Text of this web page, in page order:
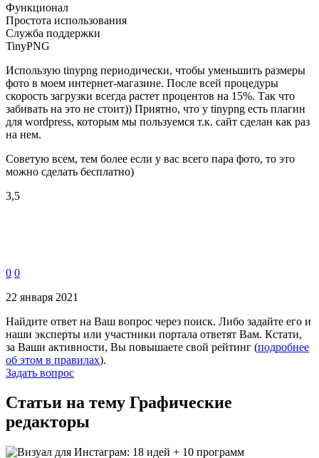
Функционал
Простота использования
Служба поддержки
TinyPNG
Использую tinypng периодически, чтобы уменьшить размеры
фото в моем интернет-магазине. После всей процедуры
скорость загрузки всегда растет процентов на 15%. Так что
забивать на это не стоит)) Приятно, что у tinypng есть плагин
для wordpress, которым мы пользуемся т.к. сайт сделан как раз
на нем.
Советую всем, тем более если у вас всего пара фото, то это
можно сделать бесплатно)
3,5
0 0
22 января 2021
Найдите ответ на Ваш вопрос через поиск. Либо задайте его и
наши эксперты или участники портала ответят Вам. Кстати,
за Ваши активности, Вы повышаете свой рейтинг (подробнее
об этом в правилах).
Задать вопрос
Статьи на тему Графические
редакторы